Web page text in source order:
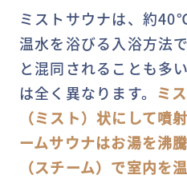
ミストサウナは、約
温水を浴びる入浴方法
と混同されることも多
は全く異なります。 ミ
（ミスト）状にして噴
ームサウナはお湯を沸
（スチーム）で室内を